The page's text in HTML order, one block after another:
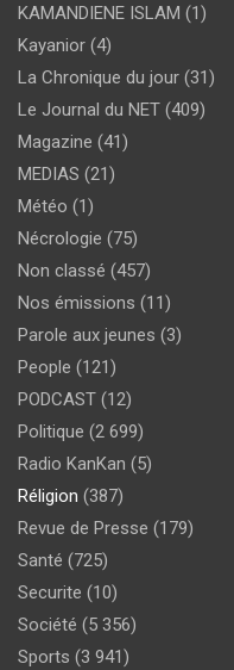
KAMANDIENE ISLAM (1)
Kayanior (4)
La Chronique du jour (31)
Le Journal du NET (409)
Magazine (41)
MEDIAS (21)
Météo (1)
Nécrologie (75)
Non classé (457)
Nos émissions (11)
Parole aux jeunes (3)
People (121)
PODCAST (12)
Politique (2 699)
Radio KanKan (5)
Réligion (387)
Revue de Presse (179)
Santé (725)
Securite (10)
Société (5 356)
Sports (3 941)